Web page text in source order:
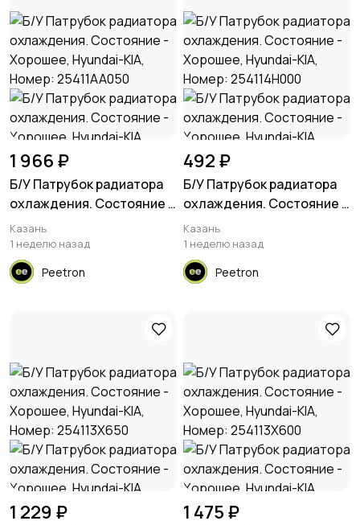
1 966 ₽
Б/У Патрубок радиатора
охлаждения. Состояние -
Хорошее, Hyundai-KIA,
Номер: 25411AA050
Казань
1 неделю назад
Peetron
492 ₽
Б/У Патрубок радиатора
охлаждения. Состояние -
Хорошее, Hyundai-KIA,
Номер: 254114H000
Казань
1 неделю назад
Peetron
1 229 ₽ 1 475 ₽